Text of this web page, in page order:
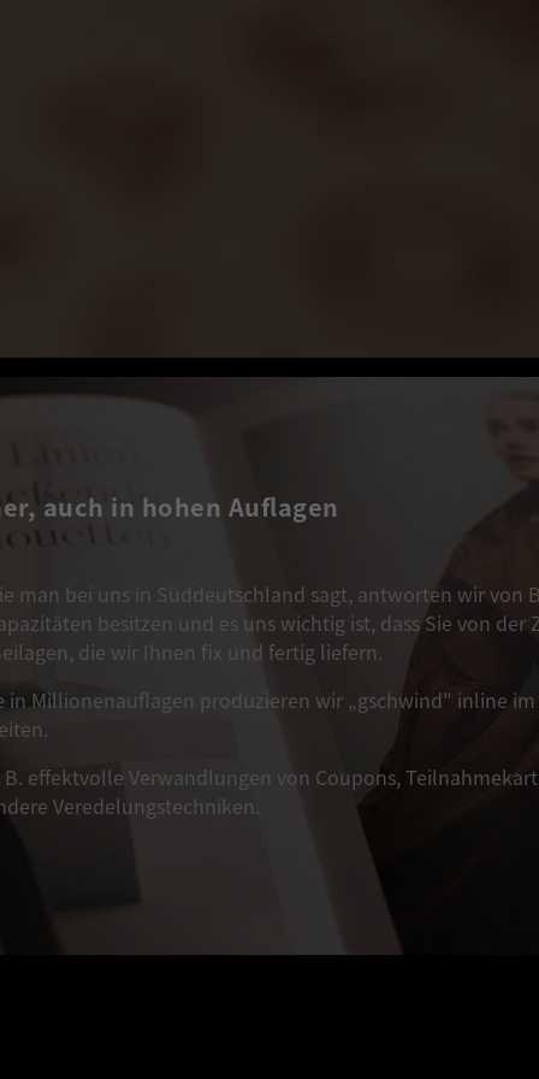
auch in hohen Auflagen
man bei uns in Süddeutschland sagt, antworten wir von
besitzen und es uns wichtig ist, dass Sie von
die wir Ihnen fix und fertig liefern.
in Millionenauflagen produzieren wir „gschwind" inline
effektvolle Verwandlungen von Coupons,
Veredelungstechniken.